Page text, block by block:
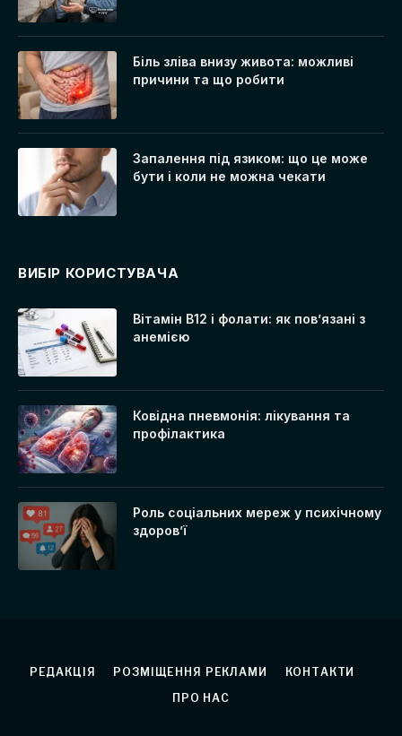
Біль зліва внизу живота: можливі
причини та що робити
Запалення під язиком: що це може
бути і коли не можна чекати
ВИБІР КОРИСТУВАЧА
Вітамін B12 і фолати: як пов’язані з
анемією
Ковідна пневмонія: лікування та
профілактика
Роль соціальних мереж у психічному
здоров’ї
РЕДАКЦІЯ РОЗМІЩЕННЯ РЕКЛАМИ
КОНТАКТИ
ПРО НАС